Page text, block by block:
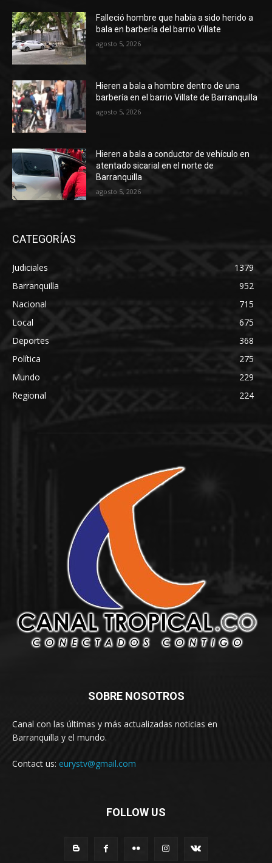
Falleció hombre que había a sido herido a
bala en barbería del barrio Villate
agosto 5, 2026
Hieren a bala a hombre dentro de una
barbería en el barrio Villate de Barranquilla
agosto 5, 2026
Hieren a bala a conductor de vehículo en
atentado sicarial en el norte de
Barranquilla
agosto 5, 2026
CATEGORÍAS
Judiciales
1379
Barranquilla
952
Nacional
715
Local
675
Deportes
368
Política
275
Mundo
229
Regional
224
SOBRE NOSOTROS
Canal con las últimas y más actualizadas noticias en
Barranquilla y el mundo.
Contact us: eurystv@gmail.com
FOLLOW US